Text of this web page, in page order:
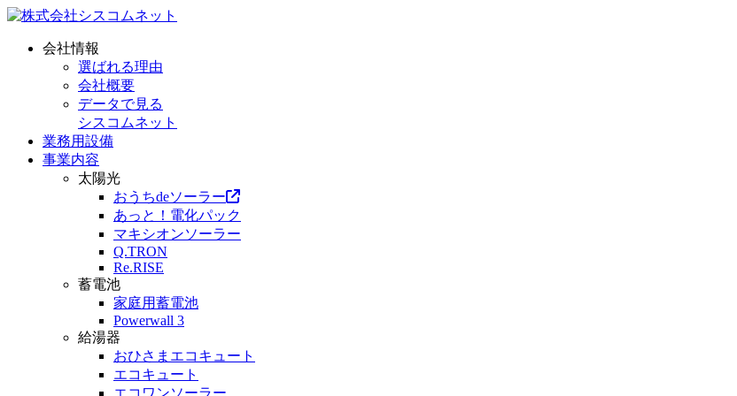
会社情報
選ばれる理由
会社概要
データで見る
シスコムネット
業務用設備
事業内容
太陽光
おうちdeソーラー
あっと！電化パック
マキシオンソーラー
Q.TRON
Re.RISE
蓄電池
家庭用蓄電池
Powerwall 3
給湯器
おひさまエコキュート
エコキュート
エコワンソーラー